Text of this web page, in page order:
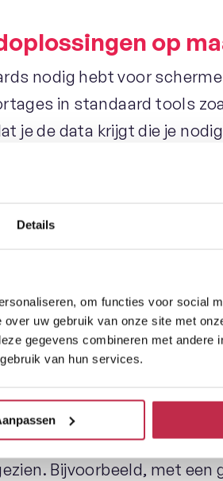
Details
om functies voor social
uw gebruik van onze site met
gegevens combineren met andere
van hun services.
op
nodig hebt voor
in standaard tools
je de data krijgt die je
nemen. Onze expertise in
op maat gemaakte
behoeften van jouw
van dashboarding
zijn onmisbaar voor het
zichzelf snel terug
bieden. Ze stellen je in staat
te identificeren die
Bijvoorbeeld, met een